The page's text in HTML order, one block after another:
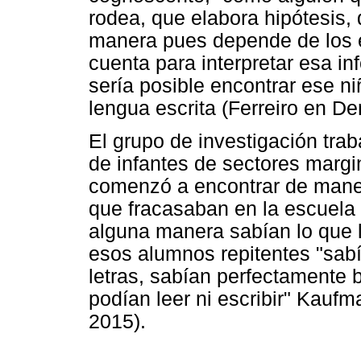
rodea, que elabora
manera pues depende de
cuenta para interpretar esa
sería posible encontrar ese
lengua escrita (Ferreiro en
El grupo de investigación
de infantes de sectores
comenzó a encontrar de
que fracasaban en la
alguna manera sabían lo
esos alumnos repitentes
letras, sabían perfectamente
podían leer ni escribir"
2015).